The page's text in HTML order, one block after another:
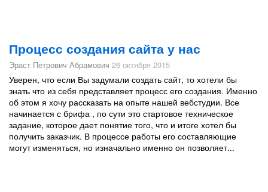
Процесс создания сайта у нас
Эраст Петрович Абрамович 26 октября 2015
Уверен, что если Вы задумали создать сайт, то хотели бы
знать что из себя представляет процесс его создания. Именно
об этом я хочу рассказать на опыте нашей вебстудии. Все
начинается с брифа , по сути это стартовое техническое
задание, которое дает понятие того, что и итоге хотел бы
получить заказчик. В процессе работы его составляющие
могут изменяться, но изначально именно он позволяет...